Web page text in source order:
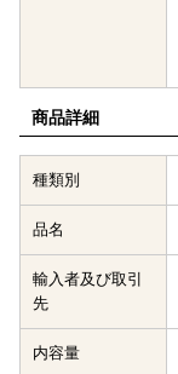
商品詳細
種類別
品名
輸入者及び取引
先
内容量